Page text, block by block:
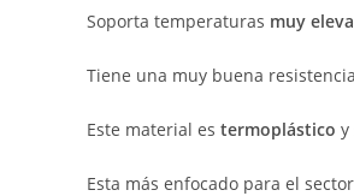
Soporta temperaturas muy
Tiene una muy buena
Este material es termoplástico y
Esta más enfocado para el